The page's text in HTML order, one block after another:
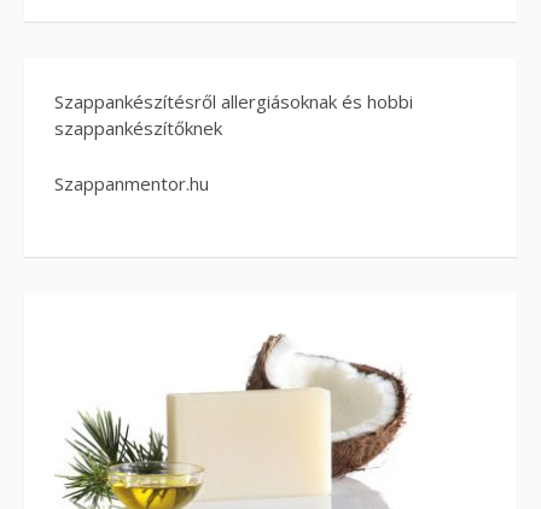
Szappankészítésről allergiásoknak és hobbi
szappankészítőknek
Szappanmentor.hu